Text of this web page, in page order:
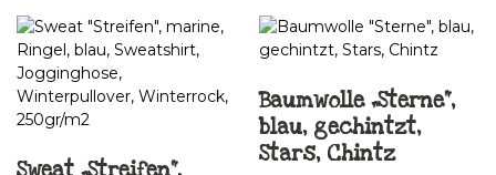
Baumwolle „Sterne“,
blau, gechintzt,
Stars, Chintz